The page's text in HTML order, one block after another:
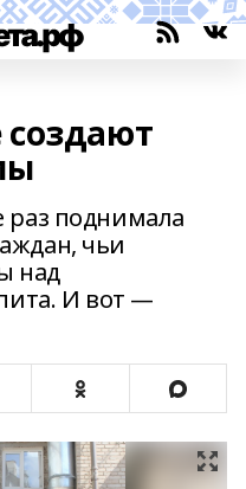
раз поднимала
чьи
над
И вот —